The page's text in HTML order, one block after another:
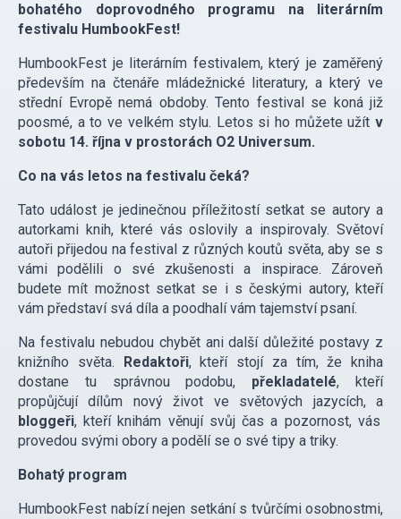
bohatého doprovodného programu na literárním
festivalu HumbookFest!
HumbookFest je literárním festivalem, který je zaměřený
především na čtenáře mládežnické literatury, a který ve
střední Evropě nemá obdoby. Tento festival se koná již
poosmé, a to ve velkém stylu. Letos si ho můžete užít v
sobotu 14. října v prostorách O2 Universum.
Co na vás letos na festivalu čeká?
Tato událost je jedinečnou příležitostí setkat se autory a
autorkami knih, které vás oslovily a inspirovaly. Světoví
autoři přijedou na festival z různých koutů světa, aby se s
vámi podělili o své zkušenosti a inspirace. Zároveň
budete mít možnost setkat se i s českými autory, kteří
vám představí svá díla a poodhalí vám tajemství psaní.
Na festivalu nebudou chybět ani další důležité postavy z
knižního světa. Redaktoři, kteří stojí za tím, že kniha
dostane tu správnou podobu, překladatelé, kteří
propůjčují dílům nový život ve světových jazycích, a
bloggeři, kteří knihám věnují svůj čas a pozornost, vás
provedou svými obory a podělí se o své tipy a triky.
Bohatý program
HumbookFest nabízí nejen setkání s tvůrčími osobnostmi,